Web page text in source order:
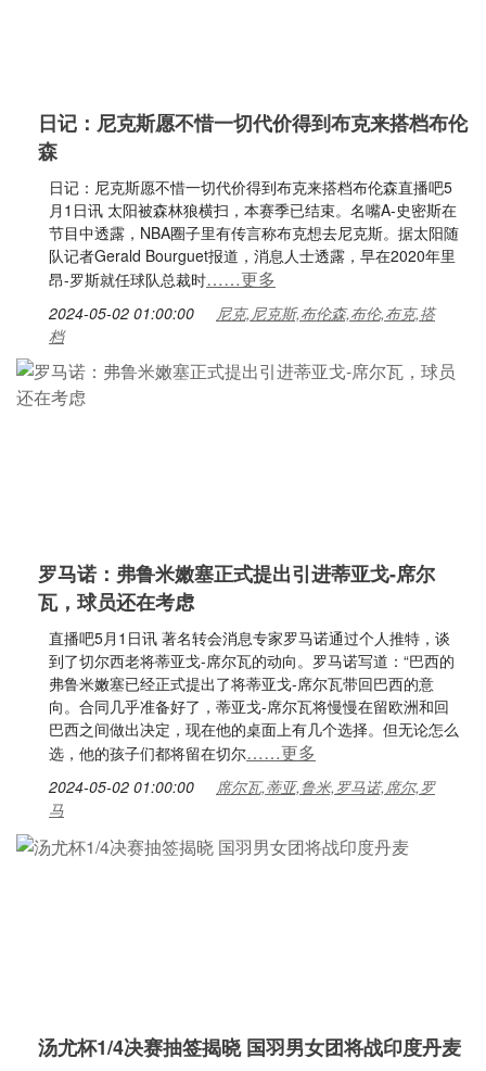
日记：尼克斯愿不惜一切代价得到布克来搭档布伦
森
日记：尼克斯愿不惜一切代价得到布克来搭档布伦森直播吧5
月1日讯 太阳被森林狼横扫，本赛季已结束。名嘴A-史密斯在
节目中透露，NBA圈子里有传言称布克想去尼克斯。据太阳随
队记者Gerald Bourguet报道，消息人士透露，早在2020年里
昂-罗斯就任球队总裁时……更多
2024-05-02 01:00:00
尼克,尼克斯,布伦森,布伦,布克,搭
档
罗马诺：弗鲁米嫩塞正式提出引进蒂亚戈-席尔
瓦，球员还在考虑
直播吧5月1日讯 著名转会消息专家罗马诺通过个人推特，谈
到了切尔西老将蒂亚戈-席尔瓦的动向。罗马诺写道：“巴西的
弗鲁米嫩塞已经正式提出了将蒂亚戈-席尔瓦带回巴西的意
向。合同几乎准备好了，蒂亚戈-席尔瓦将慢慢在留欧洲和回
巴西之间做出决定，现在他的桌面上有几个选择。但无论怎么
选，他的孩子们都将留在切尔……更多
2024-05-02 01:00:00
席尔瓦,蒂亚,鲁米,罗马诺,席尔,罗
马
汤尤杯1/4决赛抽签揭晓 国羽男女团将战印度丹麦